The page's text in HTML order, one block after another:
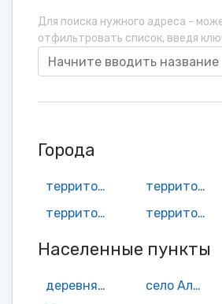
Для поиска нужного адреса -
отфильтровать список, введя
Города
территория Краснозвездинское МО территория Макаровское МО
территория Салтыковское МО
территория Урусовское МО
Населенные пункты
деревня Александровка село Александровка